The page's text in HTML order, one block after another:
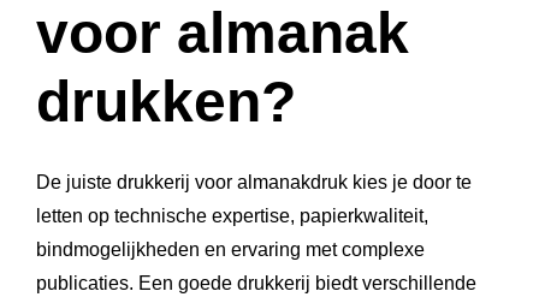
voor almanak
drukken?
De juiste drukkerij voor almanakdruk kies je door te
letten op technische expertise, papierkwaliteit,
bindmogelijkheden en ervaring met complexe
publicaties. Een goede drukkerij biedt verschillende